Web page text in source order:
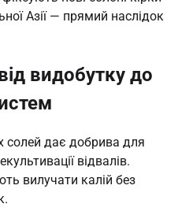
Азії — прямий наслідок
видобутку до
солей дає добрива для
відвалів.
вилучати калій без